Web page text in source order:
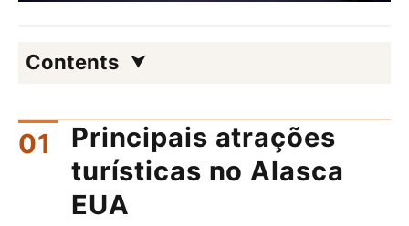
Contents
Principais atrações
turísticas no Alasca
EUA